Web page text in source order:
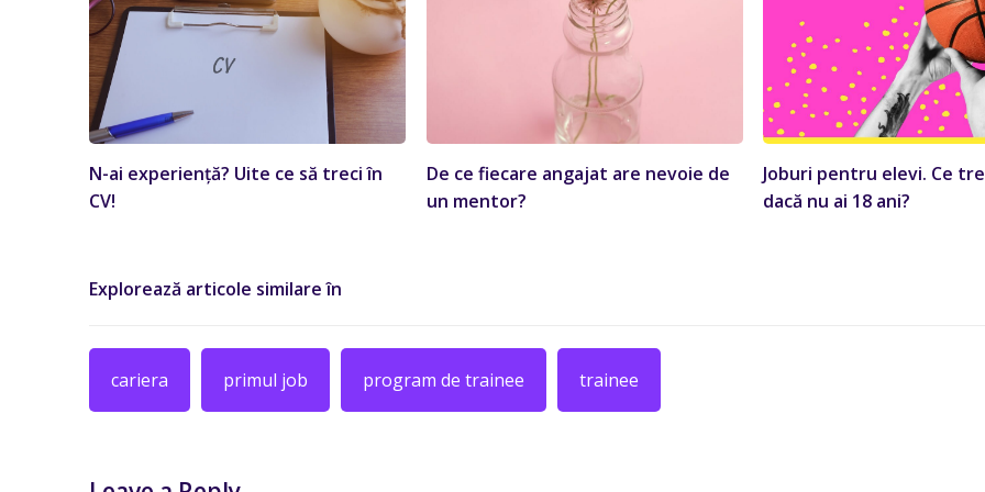
N-ai experiență? Uite ce să treci în
CV!
De ce fiecare angajat are nevoie de
un mentor?
Joburi pentru elevi. Ce
dacă nu ai 18 ani?
Explorează articole similare în
cariera primul job program de trainee trainee